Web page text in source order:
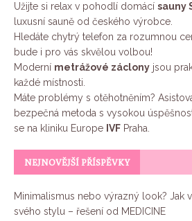
Užijte si relax v pohodlí domácí sauny
luxusní sauně od českého výrobce.
Hledáte chytrý telefon za rozumnou
bude i pro vás skvělou volbou!
Moderní metrážové záclony jsou
každé místnosti.
Máte problémy s otěhotněním?
bezpečná metoda s vysokou
se na kliniku Europe IVF Praha.
NEJNOVĚJŠÍ PŘÍSPĚVKY
Minimalismus nebo výrazný look? Jak
svého stylu – řešení od MEDICINE